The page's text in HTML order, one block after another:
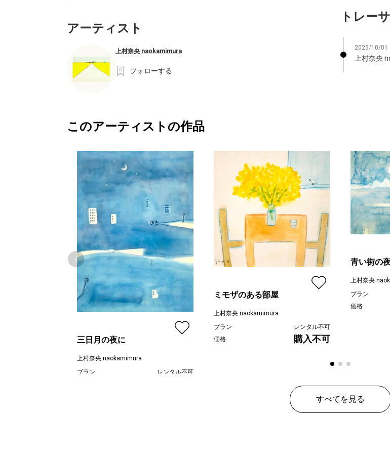
アーティスト
上村奈央 naokamimura
フォローする
トレー
2025/10/01
上村奈央
このアーティストの作品
三日月の夜に
上村奈央 naokamimura
プラン
レンタル不可
ミモザのある部屋
上村奈央 naokamimura
プラン
レンタル不可
価格
購入不可
青い街の
上村奈央
プラン
価格
すべてを見る